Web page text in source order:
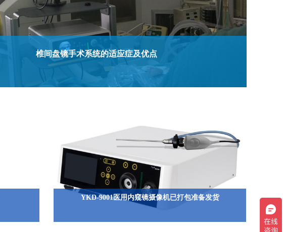
椎间盘镜手术系统的适应症及优点
YKD-9001医用内窥镜摄像机已打包准备发货